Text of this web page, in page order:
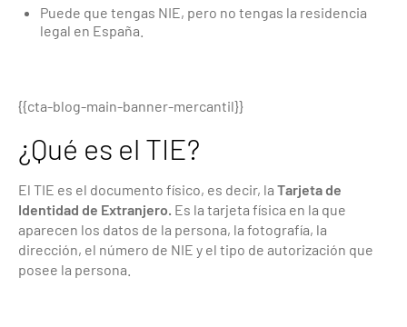
Puede que tengas NIE, pero no tengas la residencia
legal en España.
{{cta-blog-main-banner-mercantil}}
¿Qué es el TIE?
El TIE es el documento físico, es decir, la Tarjeta de
Identidad de Extranjero. Es la tarjeta física en la que
aparecen los datos de la persona, la fotografía, la
dirección, el número de NIE y el tipo de autorización que
posee la persona.